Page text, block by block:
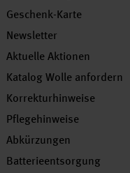
Geschenk-Karte
Newsletter
Aktuelle Aktionen
Katalog Wolle anfordern
Korrekturhinweise
Pflegehinweise
Abkürzungen
Batterieentsorgung